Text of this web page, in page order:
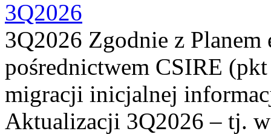
3Q2026
3Q2026 Zgodnie z
pośrednictwem CSIRE
migracji inicjalnej
Aktualizacji 3Q2026 – tj.